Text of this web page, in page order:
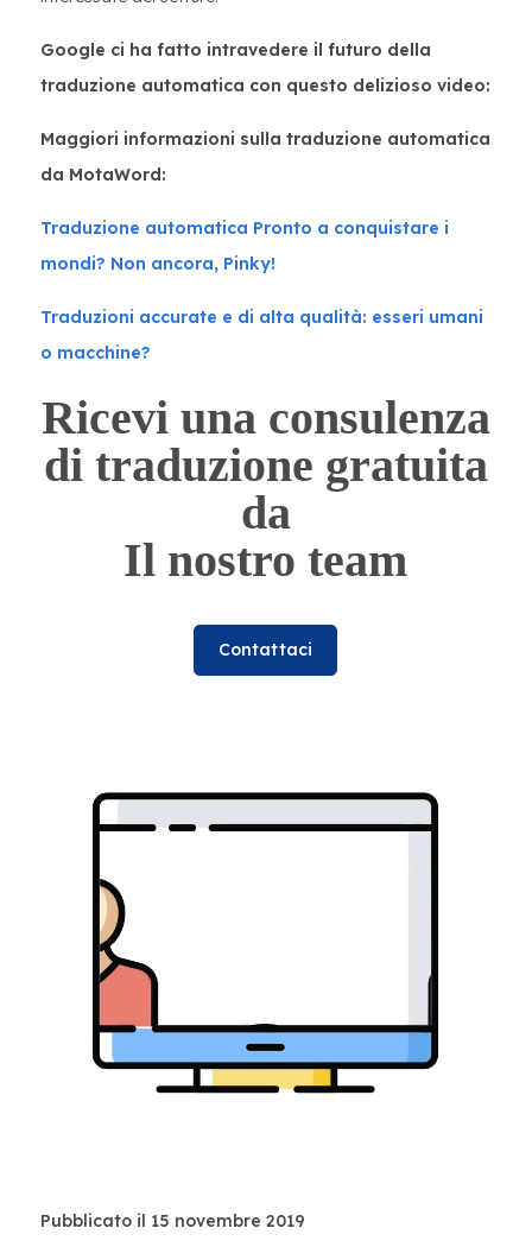
Google ci ha fatto intravedere il futuro della
traduzione automatica con questo delizioso video:
Maggiori informazioni sulla traduzione automatica
da MotaWord:
Traduzione automatica Pronto a conquistare i
mondi? Non ancora, Pinky!
Traduzioni accurate e di alta qualità: esseri umani
o macchine?
Ricevi una consulenza
di traduzione gratuita
da
Il nostro team
Contattaci
Pubblicato il 15 novembre 2019